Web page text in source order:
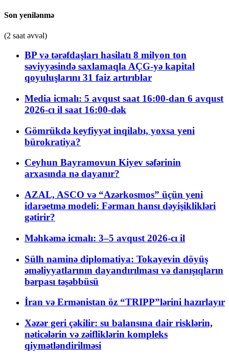
Son yenilənmə
(2 saat əvvəl)
BP və tərəfdaşları hasilatı 8 milyon ton
səviyyəsində saxlamaqla AÇG-yə kapital
qoyuluşlarını 31 faiz artırıblar
Media icmalı: 5 avqust saat 16:00-dan 6 avqust
2026-cı il saat 16:00-dək
Gömrükdə keyfiyyət inqilabı, yoxsa yeni
bürokratiya?
Ceyhun Bayramovun Kiyev səfərinin
arxasında nə dayanır?
AZAL, ASCO və “Azərkosmos” üçün yeni
idarəetmə modeli: Fərman hansı dəyişiklikləri
gətirir?
Məhkəmə icmalı: 3–5 avqust 2026-cı il
Sülh naminə diplomatiya: Tokayevin döyüş
əməliyyatlarının dayandırılması və danışıqların
bərpası təşəbbüsü
İran və Ermənistan öz “TRIPP”lərini hazırlayır
Xəzər geri çəkilir: su balansına dair risklərin,
nəticələrin və zəifliklərin kompleks
qiymətləndirilməsi